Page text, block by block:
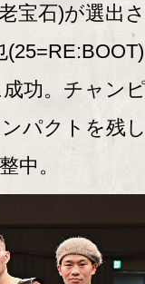
宝石)が選出
功。チャン
パクトを残
中。